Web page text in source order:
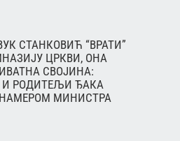
СТАНКОВИЋ “ВРАТИ”
ЦРКВИ, ОНА
СВОЈИНА:
И РОДИТЕЉИ ЂАКА
МИНИСТРА